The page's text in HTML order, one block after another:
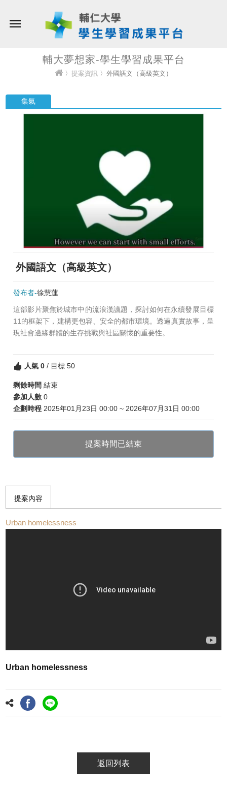
輔大夢想家-學生學習成果平台
〉 提案資訊 〉外國語文（高級英文）
集氣
外國語文（高級英文）
發布者-徐慧蓮
這部影片聚焦於城市中的流浪漢議題，探討如何在永續發展目標
11的框架下，建構更包容、安全的都市環境。透過真實故事，呈
現社會邊緣群體的生存挑戰與社區關懷的重要性。
人氣0 / 目標 50
剩餘時間 結束
參加人數 0
企劃時程 2025年01月23日 00:00 ~ 2026年07月31日 00:00
提案時間已結束
提案內容
Urban homelessness
Urban homelessness
返回列表